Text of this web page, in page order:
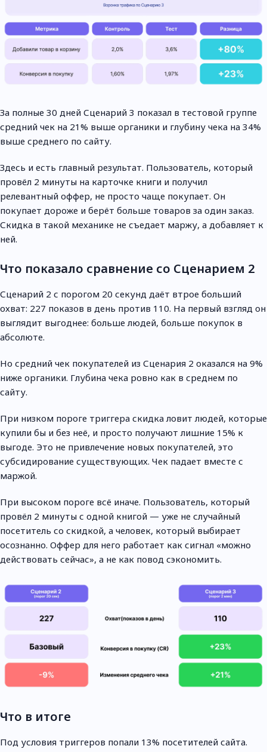
За полные 30 дней Сценарий 3 показал в тестовой группе
средний чек на 21% выше органики и глубину чека на 34%
выше среднего по сайту.
Здесь и есть главный результат. Пользователь, который
провёл 2 минуты на карточке книги и получил
релевантный оффер, не просто чаще покупает. Он
покупает дороже и берёт больше товаров за один заказ.
Скидка в такой механике не съедает маржу, а добавляет к
ней.
Что показало сравнение со Сценарием 2
Сценарий 2 с порогом 20 секунд даёт втрое больший
охват: 227 показов в день против 110. На первый взгляд он
выглядит выгоднее: больше людей, больше покупок в
абсолюте.
Но средний чек покупателей из Сценария 2 оказался на 9%
ниже органики. Глубина чека ровно как в среднем по
сайту.
При низком пороге триггера скидка ловит людей, которые
купили бы и без неё, и просто получают лишние 15% к
выгоде. Это не привлечение новых покупателей, это
субсидирование существующих. Чек падает вместе с
маржой.
При высоком пороге всё иначе. Пользователь, который
провёл 2 минуты с одной книгой — уже не случайный
посетитель со скидкой, а человек, который выбирает
осознанно. Оффер для него работает как сигнал «можно
действовать сейчас», а не как повод сэкономить.
Что в итоге
Под условия триггеров попали 13% посетителей сайта.